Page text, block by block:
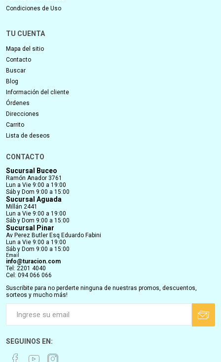
Condiciones de Uso
TU CUENTA
Mapa del sitio
Contacto
Buscar
Blog
Información del cliente
Órdenes
Direcciones
Carrito
Lista de deseos
CONTACTO
Sucursal Buceo
Ramón Anador 3761
Lun a Vie 9:00 a 19:00
Sáb y Dom 9:00 a 15:00
Sucursal Aguada
Millán 2441
Lun a Vie 9:00 a 19:00
Sáb y Dom 9:00 a 15:00
Sucursal Pinar
Av Perez Butler Esq Eduardo Fabini
Lun a Vie 9:00 a 19:00
Sáb y Dom 9:00 a 15:00
Email
info@turacion.com
Tel: 2201 4040
Cel: 094 066 066
Suscribite para no perderte ninguna de nuestras promos, descuentos,
sorteos y mucho más!
SEGUINOS EN: